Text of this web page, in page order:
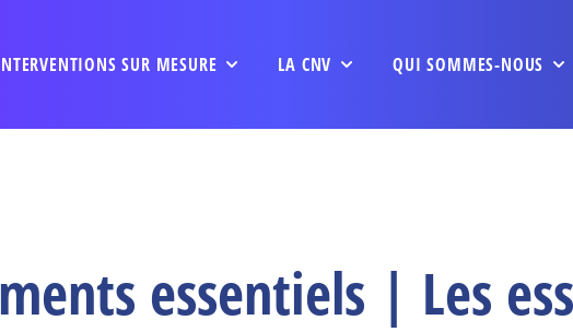
SUR MESURE LA CNV QUI SOMMES-NOUS
essentiels | Les